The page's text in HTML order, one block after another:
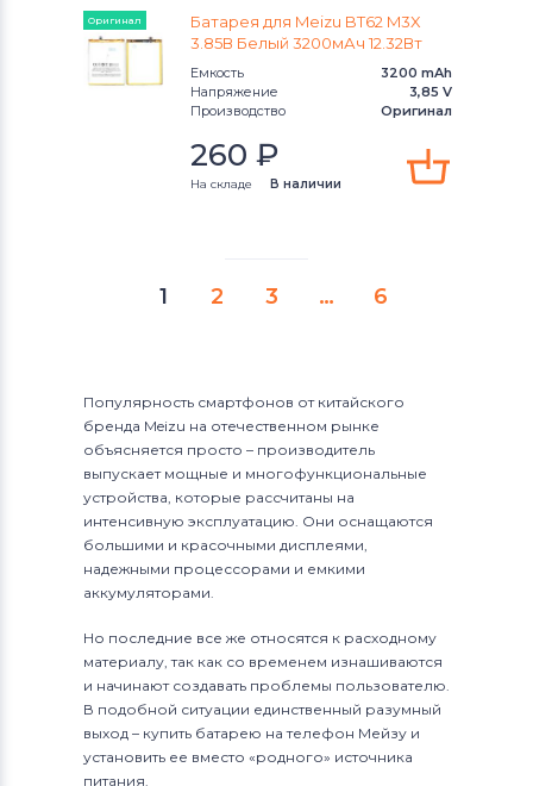
Аккумуляторы для смартфоновAcer
Аккумуляторы для смартфонов
Alcatel
Аккумуляторы для смартфонов
Аккумуляторы для смартфонов
Оригинал
Батарея для Meizu BT62 M3X
3.85В Белый 3200мАч 12.32Вт
Емкость
3200 mAh
Напряжение
3,85 V
Производство
Оригинал
260 ₽
На складе В наличии
1 2 3 … 6
Популярность смартфонов от китайского
бренда Meizu на отечественном рынке
объясняется просто – производитель
выпускает мощные и многофункциональные
устройства, которые рассчитаны на
интенсивную эксплуатацию. Они оснащаются
большими и красочными дисплеями,
надежными процессорами и емкими
аккумуляторами.
Но последние все же относятся к расходному
материалу, так как со временем изнашиваются
и начинают создавать проблемы пользователю.
В подобной ситуации единственный разумный
выход – купить батарею на телефон Мейзу и
установить ее вместо «родного» источника
питания.